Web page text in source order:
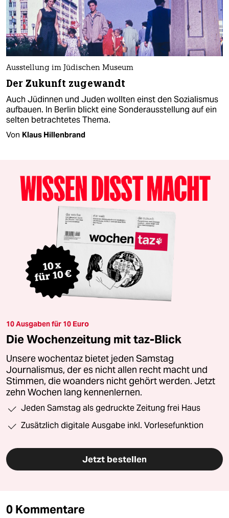
Ausstellung im Jüdischen Museum
Der Zukunft zugewandt
Auch Jüdinnen und Juden wollten einst den Sozialismus
aufbauen. In Berlin blickt eine Sonderausstellung auf ein
selten betrachtetes Thema.
Von Klaus Hillenbrand
10 Ausgaben für 10 Euro
Die Wochenzeitung mit taz-Blick
Unsere wochentaz bietet jeden Samstag
Journalismus, der es nicht allen recht macht und
Stimmen, die woanders nicht gehört werden. Jetzt
zehn Wochen lang kennenlernen.
Jeden Samstag als gedruckte Zeitung frei Haus
Zusätzlich digitale Ausgabe inkl. Vorlesefunktion
Jetzt bestellen
0 Kommentare